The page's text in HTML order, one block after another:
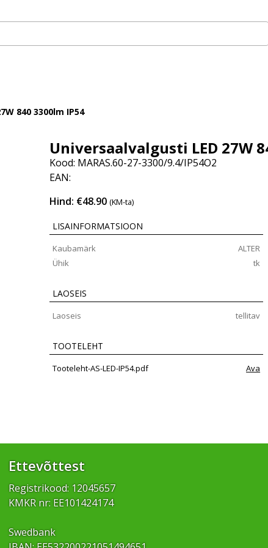
840 3300lm IP54
Universaalvalgusti LED 27W
Kood: MARAS.60-27-3300/9.4/IP54O2
EAN:
Hind: €48.90(KM-ta)
LISAINFORMATSIOON
Kaubamärk
ALTER
Ühik
tk
LAOSEIS
Laoseis tellitav
TOOTELEHT
Tooteleht-AS-LED-IP54.pdf Ava
Ettevõttest
Registrikood: 12045657
KMKR nr: EE101424174
Swedbank